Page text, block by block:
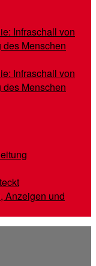
Infraschall von
Menschen
Infraschall von
Menschen
Anzeigen und